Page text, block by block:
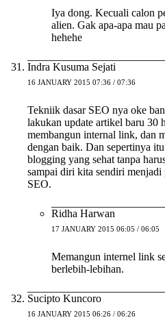
Iya dong. Kecuali calon
alien. Gak apa-apa mau
hehehe
Indra Kusuma Sejati
16 JANUARY 2015 07:36 / 07:36
Tekniik dasar SEO nya oke
lakukan update artikel baru 30
membangun internal link, dan
dengan baik. Dan sepertinya
blogging yang sehat tanpa
sampai diri kita sendiri
SEO.
Ridha Harwan
17 JANUARY 2015 06:05 / 06:05
Memangun internel link
berlebih-lebihan.
Sucipto Kuncoro
16 JANUARY 2015 06:26 / 06:26